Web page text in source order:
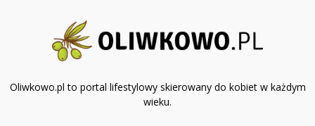
Oliwkowo.pl to portal lifestylowy skierowany do kobiet w każdym
wieku.